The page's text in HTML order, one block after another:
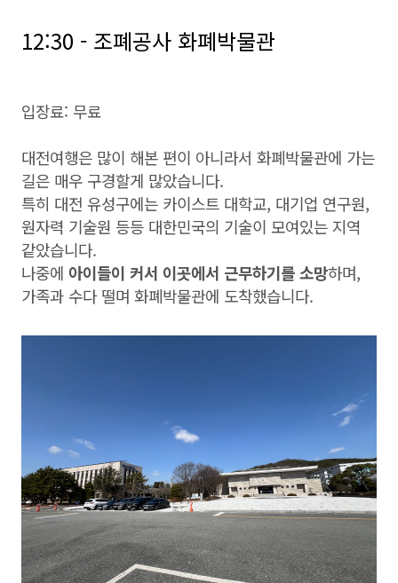
12:30 - 조폐공사 화폐박물관
입장료: 무료
대전여행은 많이 해본 편이 아니라서 화폐박물관에 가는
길은 매우 구경할게 많았습니다.
특히 대전 유성구에는 카이스트 대학교, 대기업 연구원,
원자력 기술원 등등 대한민국의 기술이 모여있는 지역
같았습니다.
나중에 아이들이 커서 이곳에서 근무하기를 소망하며,
가족과 수다 떨며 화폐박물관에 도착했습니다.